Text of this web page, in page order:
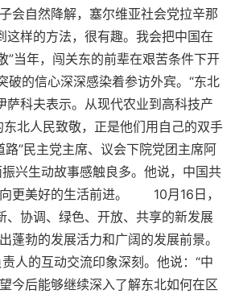
会自然降解，塞尔维亚社会党拉辛那
这样的方法，很有趣。我会把中国在
”当年，闯关东的前辈在艰苦条件下开
破的信心深深感染着参访外宾。“东北
萨科夫表示。从现代农业到高科技产
北人民致敬，正是他们用自己的双手
”民主党主席、议会下院党团主席阿
兴生动故事感触良多。他说，中国共
向更美好的生活前进。 10月16日，
协调、绿色、开放、共享的新发展
勃的发展活力和广阔的发展前景。
人的互动交流印象深刻。他说：“中
今后能够继续深入了解东北如何在区